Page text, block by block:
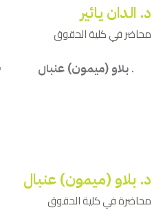
د. الدان يائير
محاضر في كلية الحقوق
د. بلاو (ميمون) عنبال
محاضرة في كلية الحقوق